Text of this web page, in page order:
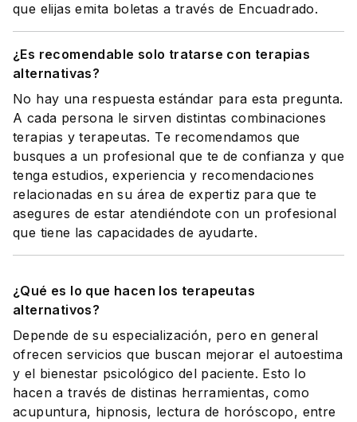
que elijas emita boletas a través de Encuadrado.
¿Es recomendable solo tratarse con terapias
alternativas?
No hay una respuesta estándar para esta pregunta.
A cada persona le sirven distintas combinaciones
terapias y terapeutas. Te recomendamos que
busques a un profesional que te de confianza y que
tenga estudios, experiencia y recomendaciones
relacionadas en su área de expertiz para que te
asegures de estar atendiéndote con un profesional
que tiene las capacidades de ayudarte.
¿Qué es lo que hacen los terapeutas
alternativos?
Depende de su especialización, pero en general
ofrecen servicios que buscan mejorar el autoestima
y el bienestar psicológico del paciente. Esto lo
hacen a través de distinas herramientas, como
acupuntura, hipnosis, lectura de horóscopo, entre